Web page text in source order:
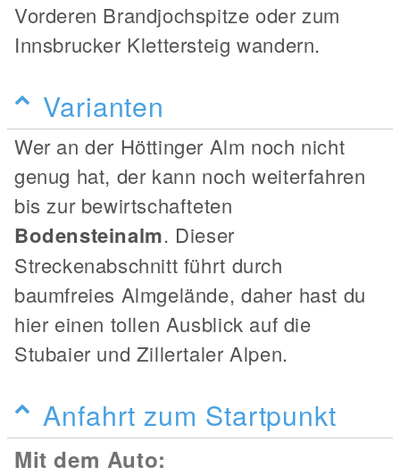
Vorderen Brandjochspitze oder zum
Innsbrucker Klettersteig wandern.
Varianten
Wer an der Höttinger Alm noch nicht
genug hat, der kann noch weiterfahren
bis zur bewirtschafteten
Bodensteinalm. Dieser
Streckenabschnitt führt durch
baumfreies Almgelände, daher hast du
hier einen tollen Ausblick auf die
Stubaier und Zillertaler Alpen.
Anfahrt zum Startpunkt
Mit dem Auto: